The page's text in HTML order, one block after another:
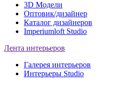
3D Модели
Оптовик/дизайнер
Каталог дизайнеров
Imperiumloft Studio
Лента интерьеров
Галерея интерьеров
Интерьеры Studio